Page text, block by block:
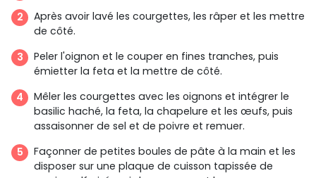
Après avoir lavé les courgettes, les râper et les mettre
de côté.
Peler l'oignon et le couper en fines tranches, puis
émietter la feta et la mettre de côté.
Mêler les courgettes avec les oignons et intégrer le
basilic haché, la feta, la chapelure et les œufs, puis
assaisonner de sel et de poivre et remuer.
Façonner de petites boules de pâte à la main et les
disposer sur une plaque de cuisson tapissée de